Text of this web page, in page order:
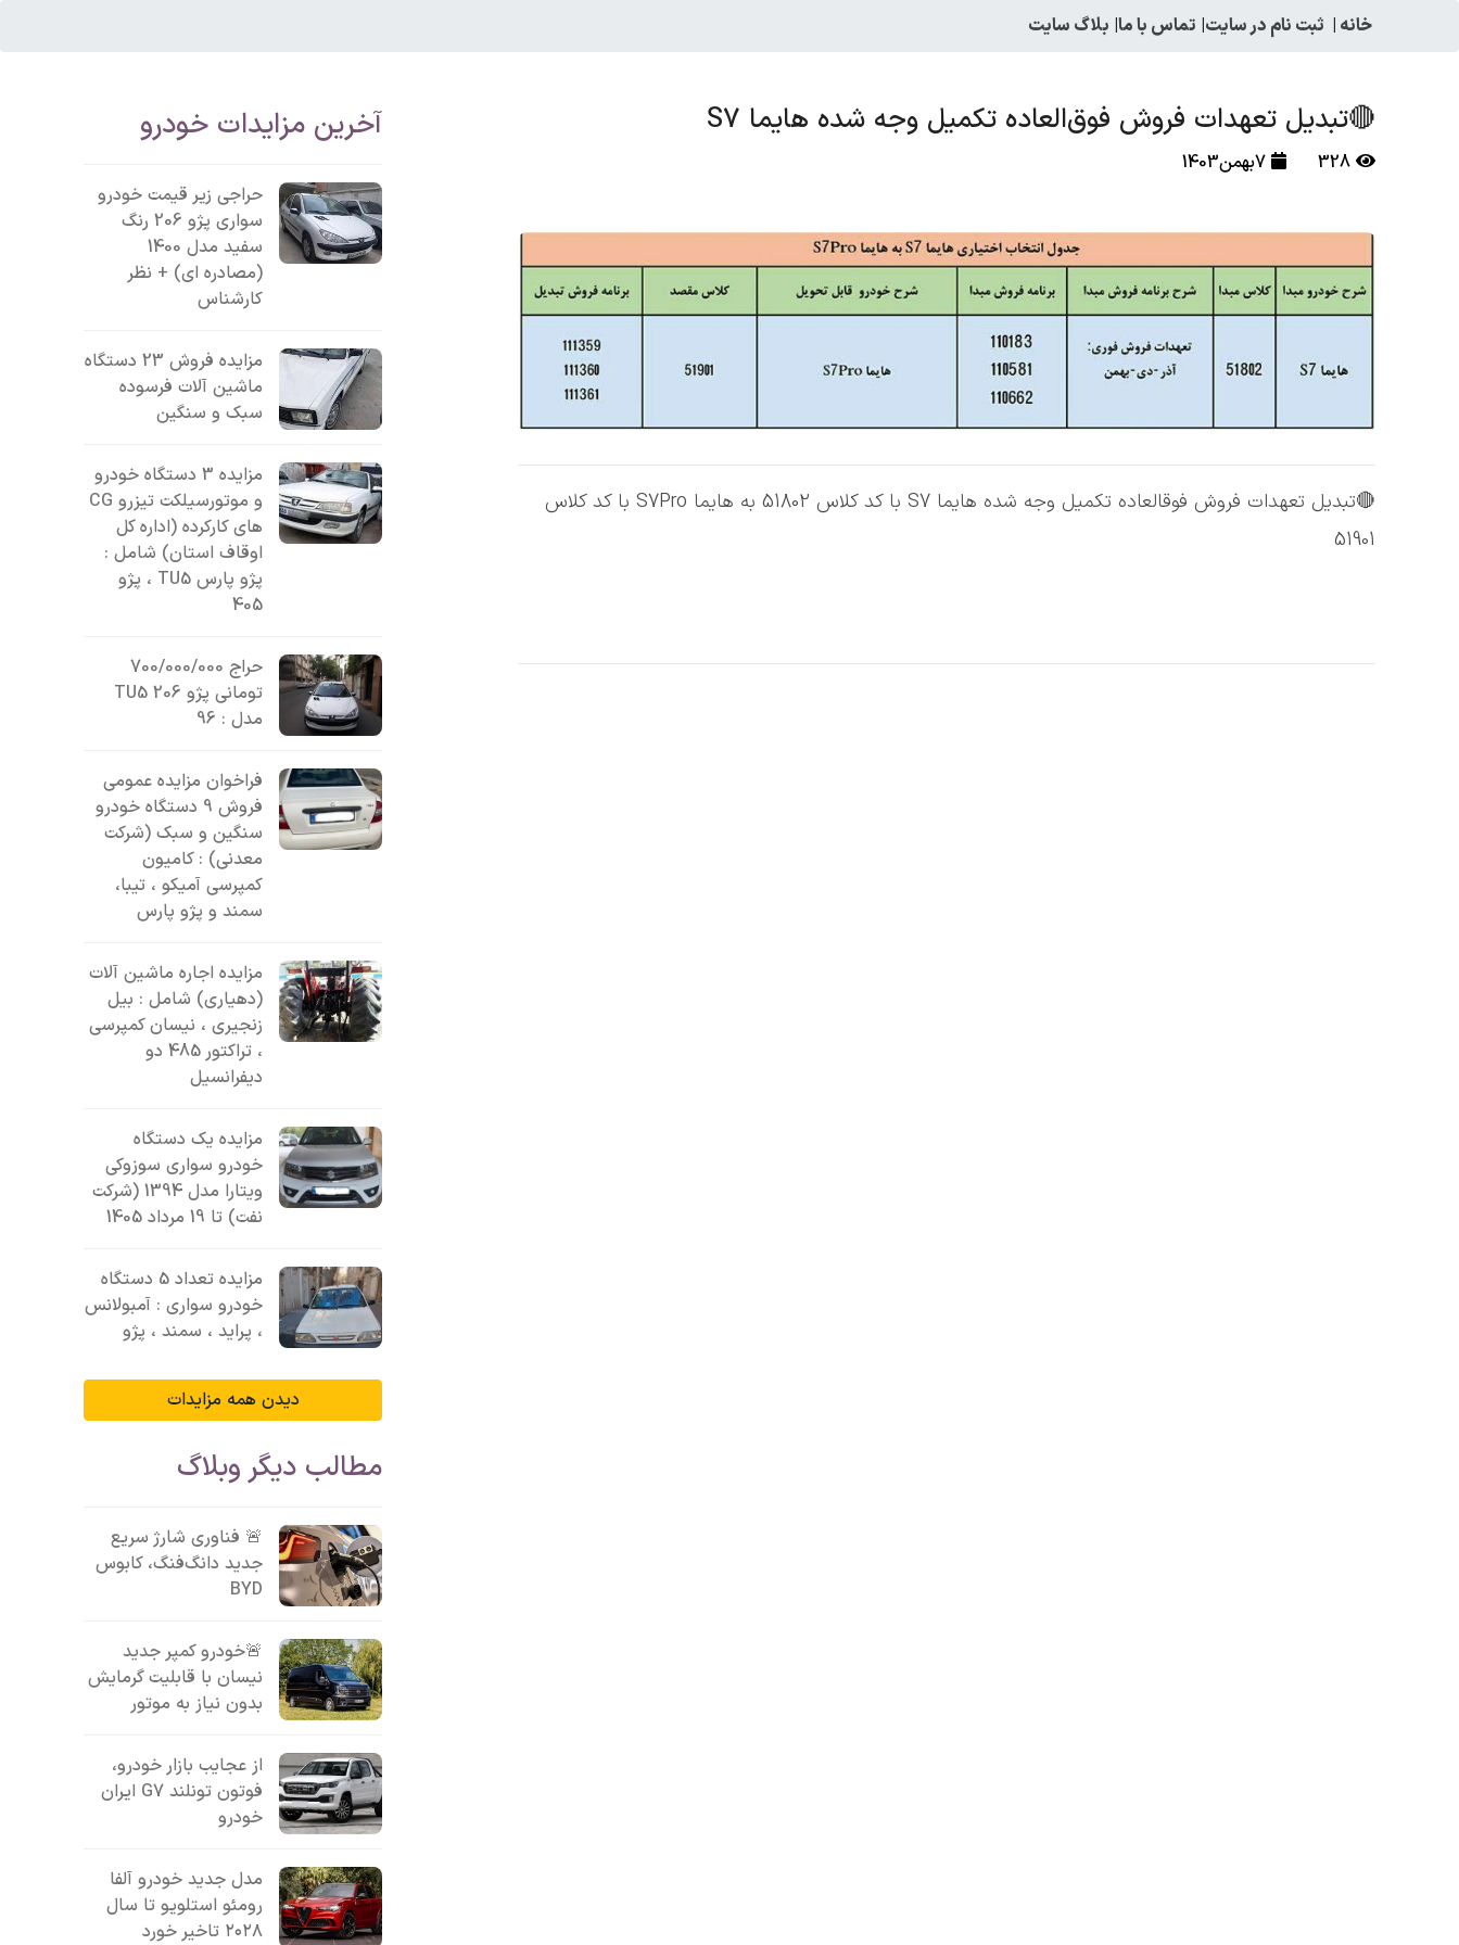
خانه | ثبت نام در سایت| تماس با ما| بلاگ سایت
🔴تبديل تعهدات فروش فوق‌العاده تكميل وجه شده هايما S7
328 7بهمن1403
🔴تبديل تعهدات فروش فوقالعاده تكميل وجه شده هايما S7 با كد كلاس 51802 به هايما S7Pro با كد كلاس
51901
آخرین مزایدات خودرو
حراجی زیر قیمت خودرو
سواری پژو 206 رنگ
سفید مدل 1400
(مصادره ای) + نظر
کارشناس
مزایده فروش 23 دستگاه
ماشین آلات فرسوده
سبک و سنگین
مزایده 3 دستگاه خودرو
و موتورسیلکت تیزرو CG
های کارکرده (اداره کل
اوقاف استان) شامل :
پژو پارس TU5 ، پژو
405
حراج 700/000/000
تومانی پژو 206 TU5
مدل : 96
فراخوان مزایده عمومی
فروش 9 دستگاه خودرو
سنگین و سبک (شرکت
معدنی) : کامیون
کمپرسی آمیکو ، تیبا،
سمند و پژو پارس
مزایده اجاره ماشین آلات
(دهیاری) شامل : بیل
زنجیری ، نیسان کمپرسی
، تراکتور 485 دو
دیفرانسیل
مزایده یک دستگاه
خودرو سواری سوزوکی
ویتارا مدل 1394 (شرکت
نفت) تا 19 مرداد 1405
مزایده تعداد 5 دستگاه
خودرو سواری : آمبولانس
، پراید ، سمند ، پژو
دیدن همه مزایدات
مطالب دیگر وبلاگ
🚨 فناوری شارژ سریع
جدید دانگ‌فنگ، کابوس
BYD
🚨خودرو کمپر جدید
نیسان با قابلیت گرمایش
بدون نیاز به موتور
از عجایب بازار خودرو،
فوتون تونلند G7 ایران
خودرو
مدل جدید خودرو آلفا
رومئو استلویو تا سال
۲۰۲۸ تاخیر خورد